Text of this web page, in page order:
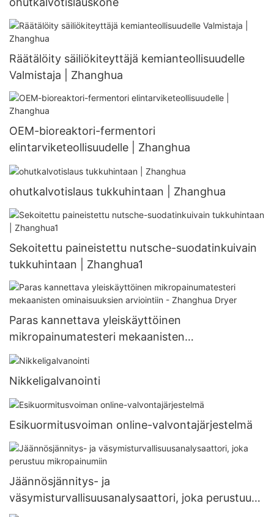
Räätälöity säiliökiteyttäjä kemianteollisuudelle
Valmistaja | Zhanghua
OEM-bioreaktori-fermentori
elintarviketeollisuudelle | Zhanghua
ohutkalvotislaus tukkuhintaan | Zhanghua
Sekoitettu paineistettu nutsche-suodatinkuivain
tukkuhintaan | Zhanghua1
Paras kannettava yleiskäyttöinen
mikropainumatesteri mekaanisten
ominaisuuksien arviointiin - Zhanghua Dryer
Nikkeligalvanointi
Esikuormitusvoiman online-valvontajärjestelmä
Jäännösjännitys- ja
väsymisturvallisuusanalysaattori, joka perustuu
mikropainumiin